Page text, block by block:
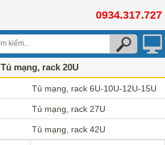
0934.317.727
Tủ mạng, rack 20U
Tủ mạng, rack 6U-10U-12U-15U
Tủ mạng, rack 27U
Tủ mạng, rack 42U